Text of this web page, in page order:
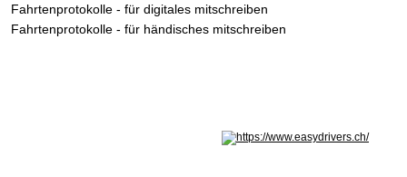
Fahrtenprotokolle - für digitales mitschreiben
Fahrtenprotokolle - für händisches mitschreiben